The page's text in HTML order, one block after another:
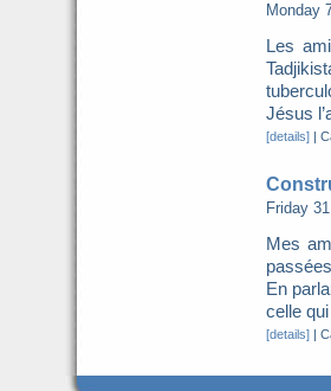
Monday
Les
Jésus
[details]|
Friday
Mes
En
celle
[details]|